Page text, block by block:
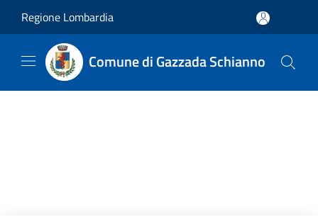
Regione Lombardia
Comune di Gazzada Schianno